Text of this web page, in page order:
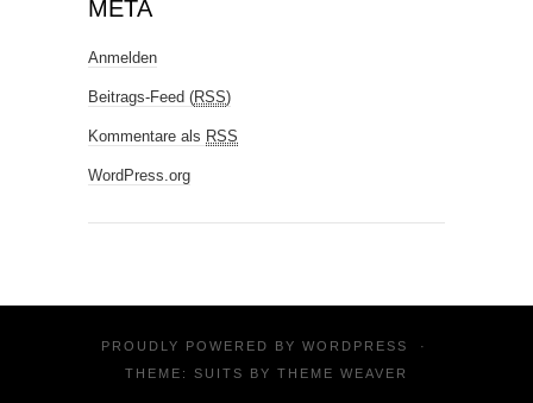
META
Anmelden
Beitrags-Feed (RSS)
Kommentare als RSS
WordPress.org
PROUDLY POWERED BY WORDPRESS
·
THEME: SUITS BY THEME WEAVER